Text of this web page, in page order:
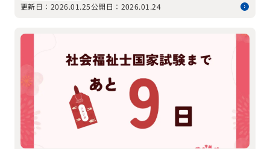
更新日：2026.01.25公開日：2026.01.24